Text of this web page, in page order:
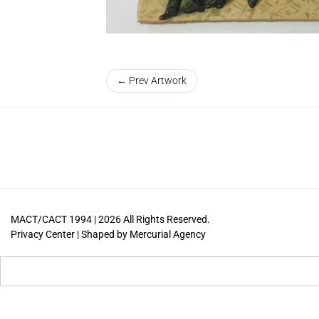
← Prev Artwork
MACT/CACT 1994 |2026All Rights Reserved.
Privacy Center | Shaped by Mercurial Agency